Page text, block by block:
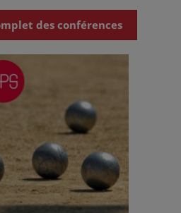
des conférences